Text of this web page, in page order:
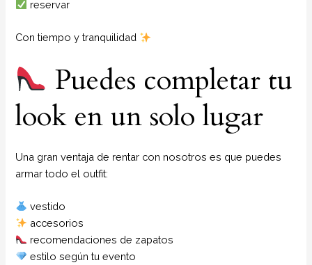
reservar
Con tiempo y tranquilidad
Puedes completar tu
look en un solo lugar
Una gran ventaja de rentar con nosotros es que puedes
armar todo el outfit:
vestido
accesorios
recomendaciones de zapatos
estilo según tu evento